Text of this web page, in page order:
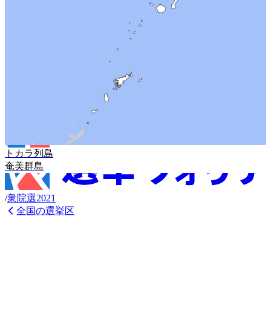
トカラ列島
奄美群島
/衆院選2021
全国の選挙区